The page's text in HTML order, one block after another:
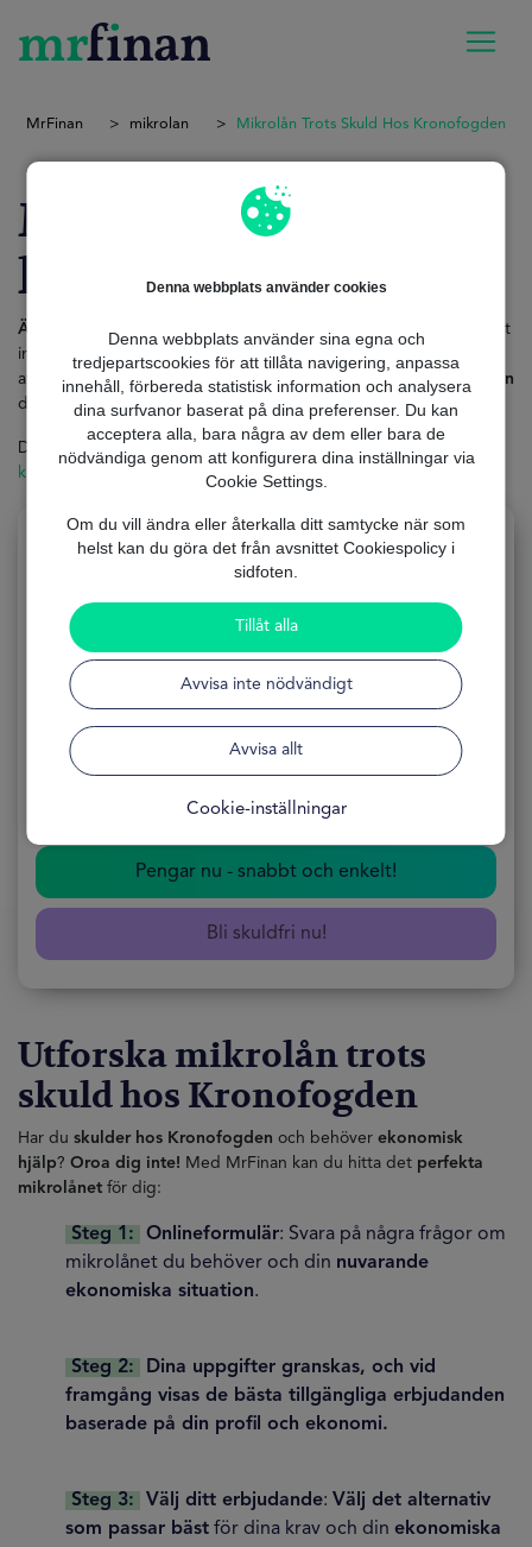
Denna webbplats använder cookies
Denna webbplats använder sina egna och
tredjepartscookies för att tillåta navigering, anpassa
innehåll, förbereda statistisk information och analysera
dina surfvanor baserat på dina preferenser. Du kan
acceptera alla, bara några av dem eller bara de
nödvändiga genom att konfigurera dina inställningar via
Cookie Settings.
Om du vill ändra eller återkalla ditt samtycke när som
helst kan du göra det från avsnittet Cookiespolicy i
sidfoten.
Tillåt alla
Avvisa inte nödvändigt
Avvisa allt
Cookie-inställningar
MrFinan mikrolan Mikrolån Trots Skuld Hos Kronofogden
Mikrolån trots skuld
hos Kronofogden
Även om din ekonomiska situation är komplicerad
behöver det
inte vara ett problem att hitta finansiering. Den
att ett
mikrolån trots skuld hos Kronofogden kan vara
lösningen
du behöver.
Dessa mikrolån
är särskilt utformade för dem som, trots sin
kreditvärdighet
, söker ensnabb och tillgänglig
Mikrolån
ANSÖKNING 100% Online
FORMULÄRET Gratis
TILLGÄNGLIGHET
Pengar nu - snabbt och enkelt!
Bli skuldfri nu!
Utforska mikrolån trots
skuld hos Kronofogden
Har du skulder hos Kronofogden och behöver ekonomisk
hjälp? Oroa dig inte! Med MrFinan kan du hitta det perfekta
mikrolånet för dig:
Steg 1: Onlineformulär: Svara på några frågor om
mikrolånet du behöver och din nuvarande
ekonomiska situation.
Steg 2:
Dina uppgifter granskas, och vid
framgång visas de bästa tillgängliga erbjudanden
baserade på din profil och ekonomi.
Steg 3: Välj ditt erbjudande: Välj det alternativ
som passar bäst för dina krav och din ekonomiska